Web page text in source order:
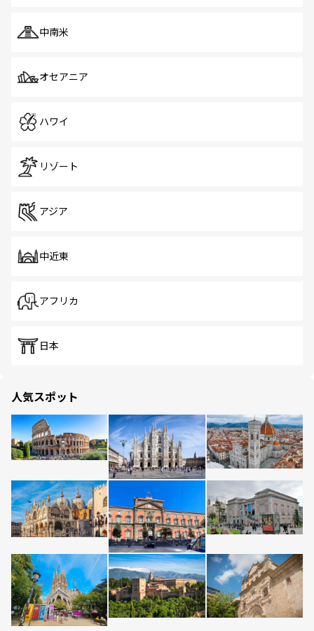
中南米
オセアニア
ハワイ
リゾート
アジア
中近東
アフリカ
日本
人気スポット